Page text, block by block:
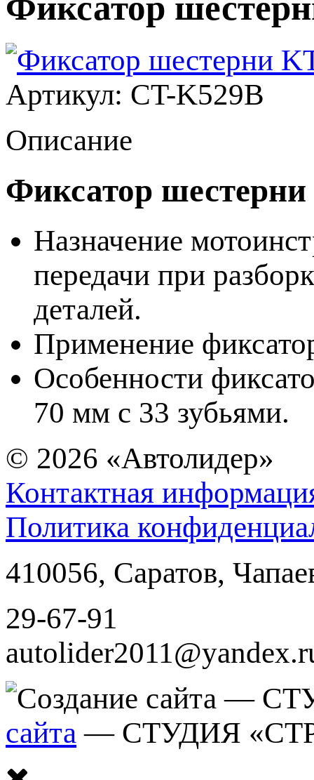
Артикул: CT-K529B
Описание
Фиксатор
Назначение
передачи при
деталей.
Применение
Особенности
70 мм с 33 зубьями.
© 2026 «Автолидер»
Контактная
Политика
410056, Саратов,
29-67-91
сайта — СТУДИЯ